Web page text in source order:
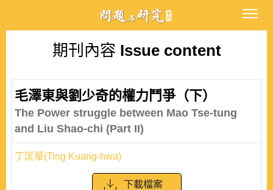
期刊內容 Issue content
毛澤東與劉少奇的權力鬥爭（下）
The Power struggle between Mao Tse-tung
and Liu Shao-chi (Part II)
丁匡華(Ting Kuang-hwa)
下載檔案